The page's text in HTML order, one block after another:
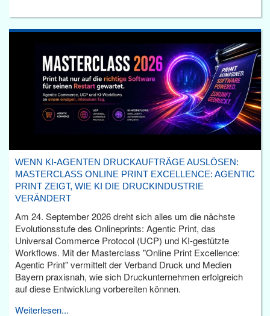
WENN KI-AGENTEN DRUCKAUFTRÄGE AUSLÖSEN:
MASTERCLASS ONLINE PRINT EXCELLENCE: AGENTIC
PRINT ZEIGT, WIE KI DIE DRUCKINDUSTRIE
VERÄNDERT
Am 24. September 2026 dreht sich alles um die nächste
Evolutionsstufe des Onlineprints: Agentic Print, das
Universal Commerce Protocol (UCP) und KI-gestützte
Workflows. Mit der Masterclass "Online Print Excellence:
Agentic Print" vermittelt der Verband Druck und Medien
Bayern praxisnah, wie sich Druckunternehmen erfolgreich
auf diese Entwicklung vorbereiten können.
Weiterlesen...